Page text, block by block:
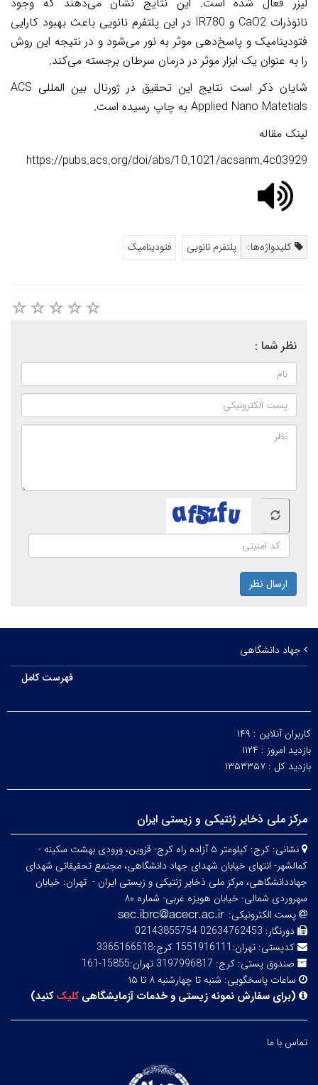
نانوذرات CaO2 و IR780 در این پلتفرم نانویی باعث بهبود کارایی
فتودینامیک و پاسخ‌دهی موثر به نور می‌شود و در نتیجه این روش
را به عنوان یک ابزار موثر در درمان سرطان برجسته می‌کند.
شایان ذکر است نتایج این تحقیق در ژورنال بین المللی ACS
Applied Nano Matetials به چاپ رسیده است.
لینک مقاله
https://pubs.acs.org/doi/abs/10.1021/acsanm.4c03929
کلیدواژه‌ها: پلتفرم نانویی فتودینامیک
نظر شما :
ارسال نظر
جهاد دانشگاهی
فهرست کامل
کاربران آنلاین : ۱۴۹
بازدید امروز : ۱۱۲۴
بازدید کل : ۱۳۵۳۳۵۷
مرکز ملی ذخایر ژنتیکی و زیستی ایران
نشانی:
کرج: کیلومتر ۵ آزاده راه کرج- قزوین، ورودی بهشت سکینه -
کمالشهر- انتهای خیابان شهدای جهاد دانشگاهی، مجتمع تحقیقاتی شهدای
جهاددانشگاهی، مرکز ملی ذخایر ژنتیکی و زیستی ایران - تهران: خیابان
سهروردی شمالی- خیابان هویزه غربی- شماره ۸۰
پست الکترونیکی:
دورنگار: 02634762453 02143855754
کدپستی: تهران:1551916111 کرج:3365166518
صندوق پستی: کرج: 3197996817 تهران:15855-161
ساعات پاسخگویی: شنبه تا چهارشنبه ۸ تا ۱۵
(برای سفارش نمونه زیستی و خدمات آزمایشگاهیکلیککنید)
تماس با ما